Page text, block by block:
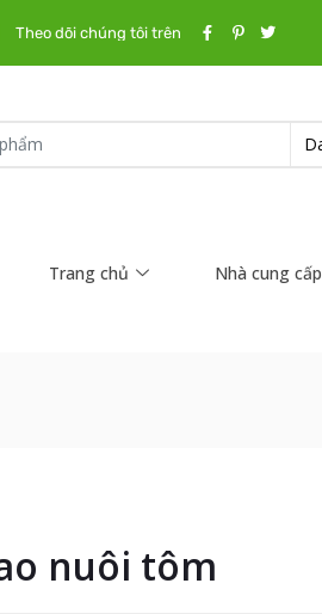
Theo dõi chúng tôi trên
Trang chủ Nhà cung cấp
nuôi tôm